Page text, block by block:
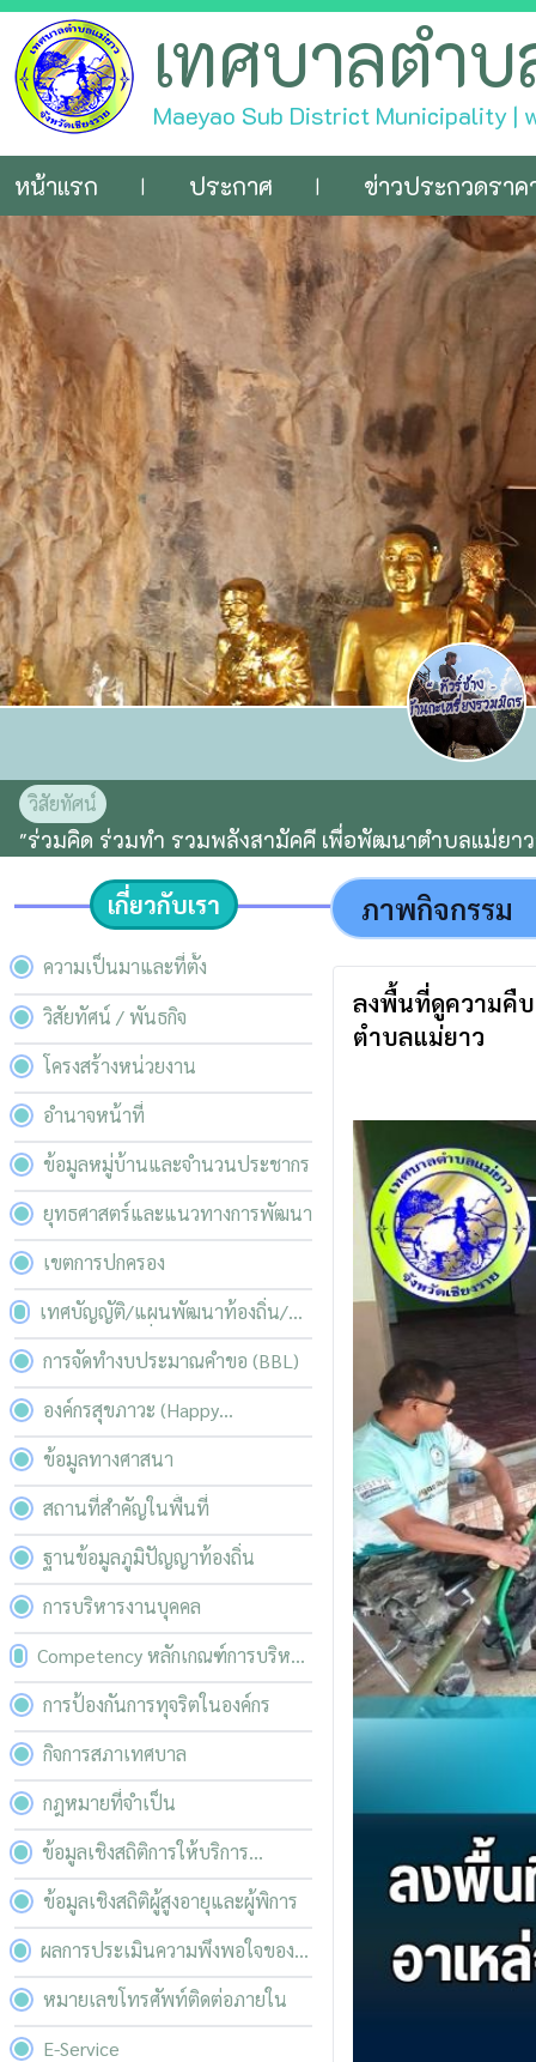
เทศบาลตำ
Maeyao Sub District Municipality |
หน้าแรก | ประกาศ | ข่าวประกวดราค
วิสัยทัศน์
"ร่วมคิด ร่วมทำ รวมพลังสามัคคี เพื่อพัฒนาตำบลแม่ยา
เกี่ยวกับเรา
ความเป็นมาและที่ตั้ง
วิสัยทัศน์ / พันธกิจ
โครงสร้างหน่วยงาน
อำนาจหน้าที่
ข้อมูลหมู่บ้านและจำนวนประชากร
ยุทธศาสตร์และแนวทางการพัฒนา
เขตการปกครอง
เทศบัญญัติ/แผนพัฒนาท้องถิ่น/
บริหารความเสี่ยง
การจัดทำงบประมาณคำขอ (BBL)
องค์กรสุขภาวะ (Happy
Workplace)
ข้อมูลทางศาสนา
สถานที่สำคัญในพื้นที่
ฐานข้อมูลภูมิปัญญาท้องถิ่น
การบริหารงานบุคคล
Competency หลักเกณฑ์การบริหาร
และพัฒนาทรัพยากรบุคคล
การป้องกันการทุจริตในองค์กร
กิจการสภาเทศบาล
กฎหมายที่จำเป็น
ข้อมูลเชิงสถิติการให้บริการ
ประชาชน
ข้อมูลเชิงสถิติผู้สูงอายุและผู้พิการ
ผลการประเมินความพึงพอใจของ
ผู้รับบริการ
หมายเลขโทรศัพท์ติดต่อภายใน
E-Service
ภาพกิจกรรม
ลงพื้นที่ดูความคืบ
ตำบลแม่ยาว